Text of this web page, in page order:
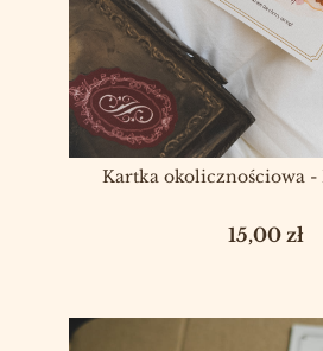
Kartka okolicznościowa
Cena
15,00 zł